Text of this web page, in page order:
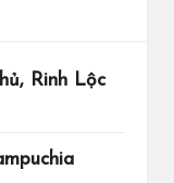
Rinh Lộc